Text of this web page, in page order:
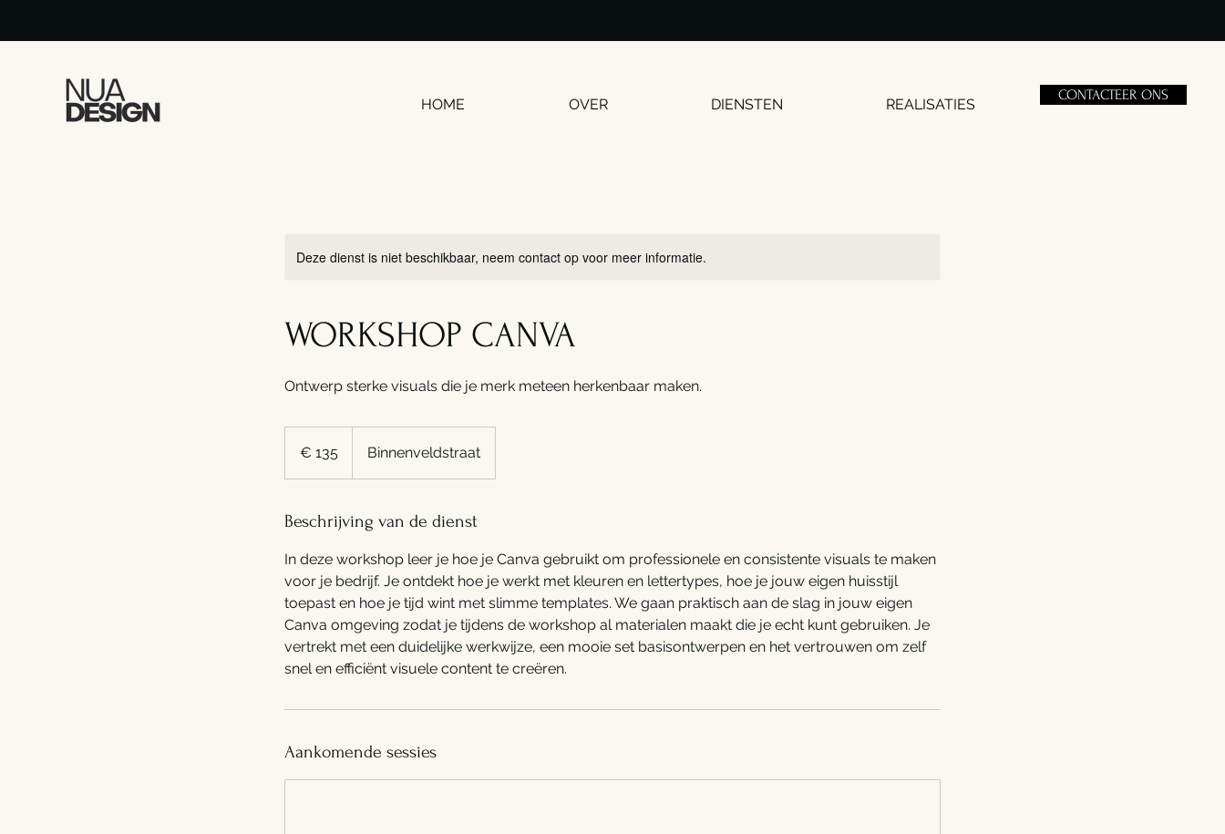
HOME OVER DIENSTEN REALISATIES
CONTACTEER ONS
Deze dienst is niet beschikbaar, neem contact op voor meer informatie.
WORKSHOP CANVA
Ontwerp sterke visuals die je merk meteen herkenbaar maken.
€ 135 Binnenveldstraat
Beschrijving van de dienst
In deze workshop leer je hoe je Canva gebruikt om professionele en consistente visuals te maken
voor je bedrijf. Je ontdekt hoe je werkt met kleuren en lettertypes, hoe je jouw eigen huisstijl
toepast en hoe je tijd wint met slimme templates. We gaan praktisch aan de slag in jouw eigen
Canva omgeving zodat je tijdens de workshop al materialen maakt die je echt kunt gebruiken. Je
vertrekt met een duidelijke werkwijze, een mooie set basisontwerpen en het vertrouwen om zelf
snel en efficiënt visuele content te creëren.
Aankomende sessies